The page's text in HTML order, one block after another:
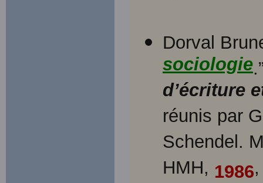
Dorval
sociologie
d’écriture
réunis par
Schendel.
HMH, 1986